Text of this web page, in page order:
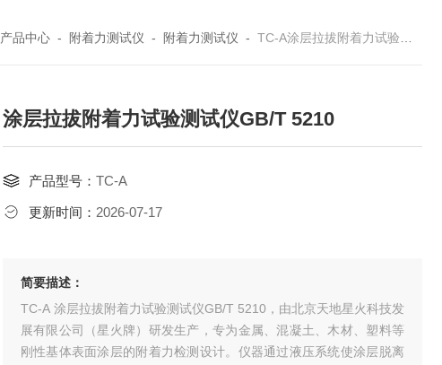
产品中心- 附着力测试仪 - 附着力测试仪 - TC-A涂层拉拔附着力试验测试仪GB/T 5210
涂层拉拔附着力试验测试仪GB/T 5210
产品型号： TC-A
更新时间： 2026-07-17
简要描述：
TC-A 涂层拉拔附着力试验测试仪GB/T 5210，由北京天地星火科技发
展有限公司（星火牌）研发生产，专为金属、混凝土、木材、塑料等
刚性基体表面涂层的附着力检测设计。仪器通过液压系统使涂层脱离